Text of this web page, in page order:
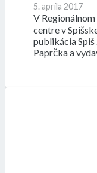
5. apríla 2017
V
centre v
publikácia
Paprčka a